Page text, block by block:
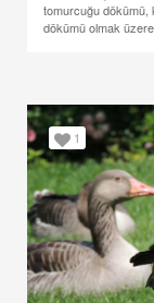
tomurcuğu
dökümü olmak
1